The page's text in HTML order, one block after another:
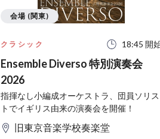
クラシック 18:45 開
Ensemble Diverso 特別演奏会
2026
指揮なし小編成オーケストラ、団員ソリス
トでイギリス由来の演奏会を開催！
旧東京音楽学校奏楽堂
会場 (関東)